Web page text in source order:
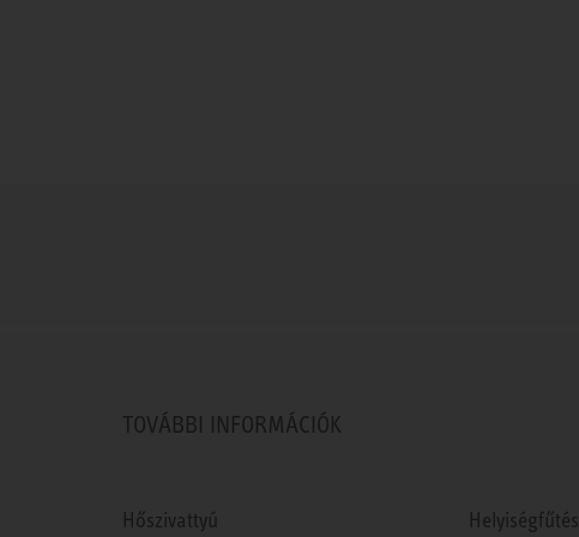
TOVÁBBI INFORMÁCIÓK
Hőszivattyú Helyiségfűtés